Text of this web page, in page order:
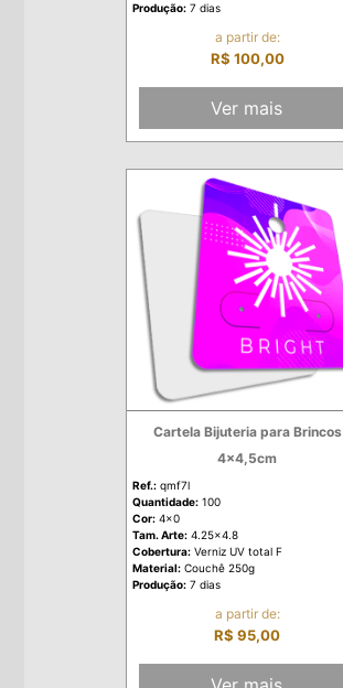
Produção: 7 dias
a partir de:
R$ 100,00
Ver mais
Cartela Bijuteria para Brincos
4x4,5cm
Ref.: qmf7l
Quantidade: 100
Cor: 4x0
Tam. Arte: 4.25x4.8
Cobertura: Verniz UV total F
Material: Couchê 250g
Produção: 7 dias
a partir de:
R$ 95,00